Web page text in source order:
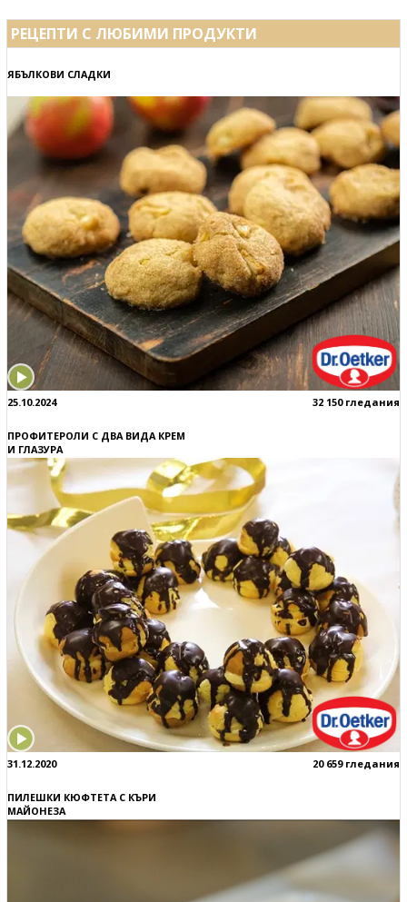
РЕЦЕПТИ С ЛЮБИМИ ПРОДУКТИ
ЯБЪЛКОВИ СЛАДКИ
25.10.2024 32 150 гледания
ПРОФИТЕРОЛИ С ДВА ВИДА КРЕМ
И ГЛАЗУРА
31.12.2020 20 659 гледания
ПИЛЕШКИ КЮФТЕТА С КЪРИ
МАЙОНЕЗА